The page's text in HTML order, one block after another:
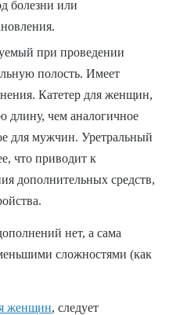
болезни или
при проведении
полость. Имеет
Катетер для женщин,
длину, чем аналогичное
для мужчин. Уретральный
что приводит к
дополнительных средств,
нет, а сама
сложностями (как
женщин, следует